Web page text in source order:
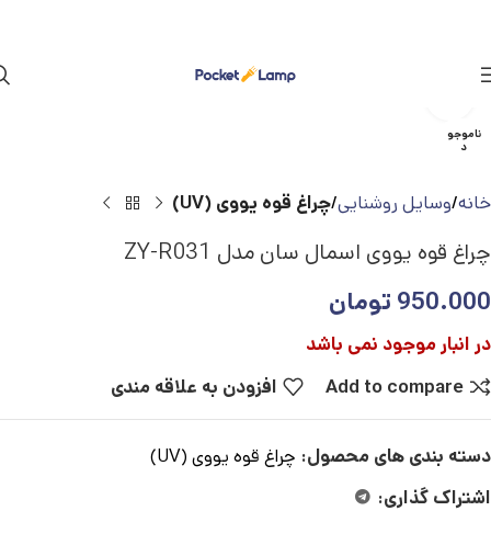
ناموجو
د
خانه وسایل روشنایی چراغ قوه یووی (UV)
چراغ قوه یووی اسمال سان مدل ZY-R031
950.000 تومان
در انبار موجود نمی باشد
Add to compare
افزودن به علاقه مندی
دسته بندی های محصول: چراغ قوه یووی (UV)
اشتراک گذاری: